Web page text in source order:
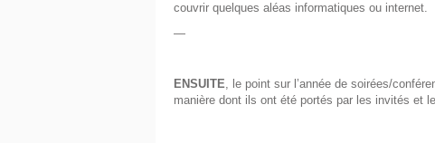
couvrir quelques aléas informatiques ou internet.
—
ENSUITE, le point sur l’année de soirées/
manière dont ils ont été portés par les invités et